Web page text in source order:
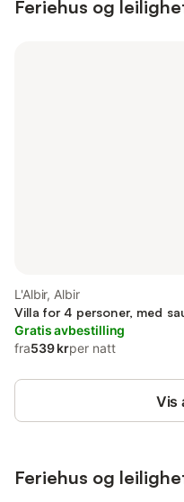
Feriehus og
L'Albir, Albir
Villa for 4 personer, med
Gratis avbestilling
fra539 krper natt
Vis
Feriehus og